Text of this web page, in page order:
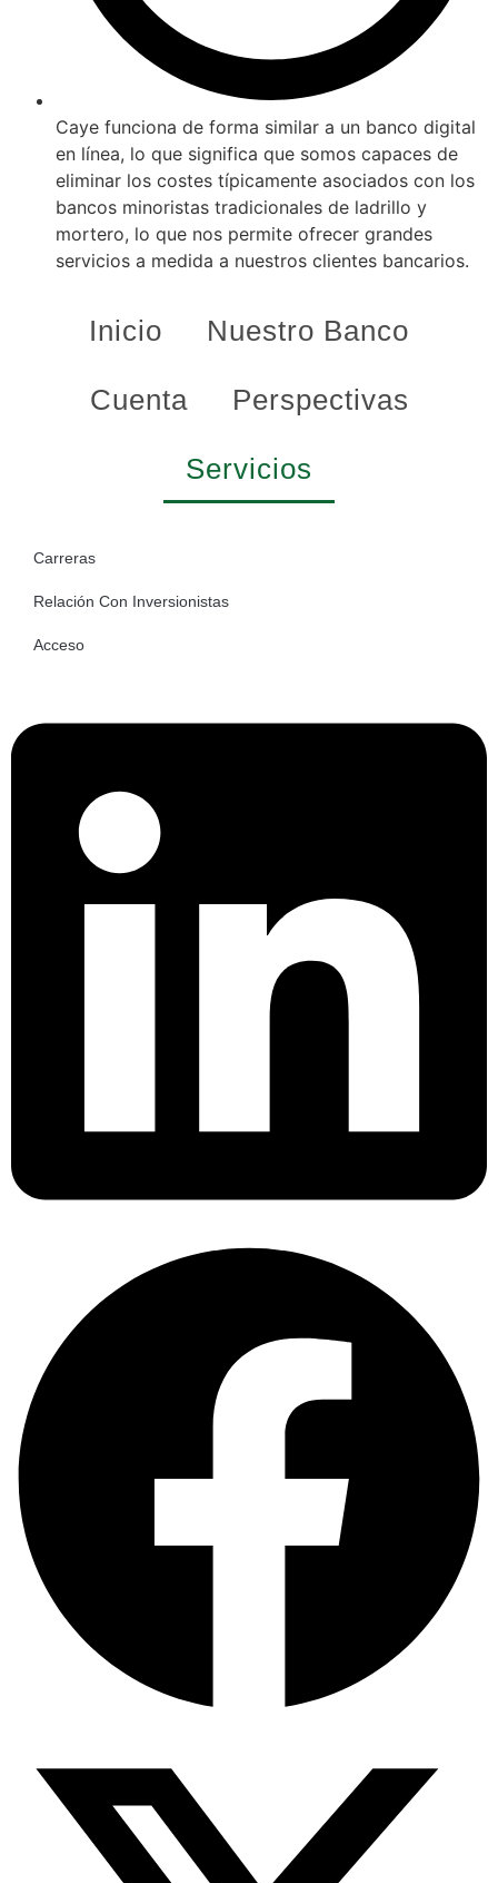
Caye funciona de forma similar a un banco digital
en línea, lo que significa que somos capaces de
eliminar los costes típicamente asociados con los
bancos minoristas tradicionales de ladrillo y
mortero, lo que nos permite ofrecer grandes
servicios a medida a nuestros clientes bancarios.
Inicio Nuestro Banco
Cuenta Perspectivas
Servicios
Carreras
Relación Con Inversionistas
Acceso